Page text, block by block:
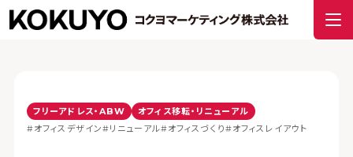
フリーアドレス・ABW
オフィス移転・リニューアル
#オフィスデザイン#リニューアル#オフィスづくり#オフィスレイアウト